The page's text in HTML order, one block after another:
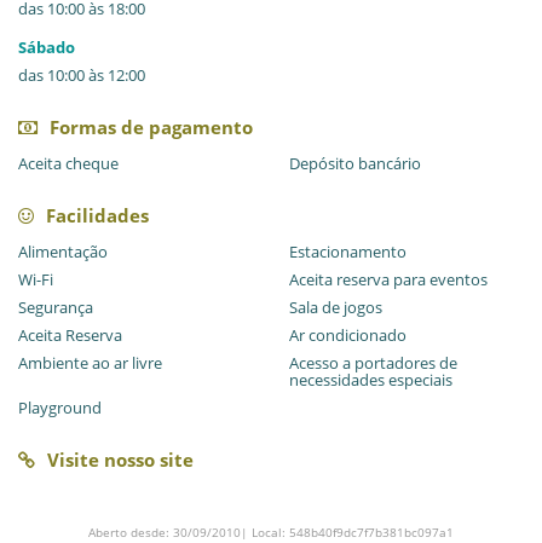
das 10:00 às 18:00
Sábado
das 10:00 às 12:00
Formas de pagamento
Aceita cheque Depósito bancário
Facilidades
Alimentação
Estacionamento
Wi-Fi
Aceita reserva para eventos
Segurança
Sala de jogos
Aceita Reserva
Ar condicionado
Ambiente ao ar livre
Acesso a portadores de
necessidades especiais
Playground
Visite nosso site
Aberto desde: 30/09/2010| Local: 548b40f9dc7f7b381bc097a1